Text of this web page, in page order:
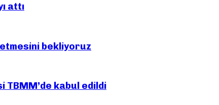
attı
bekliyoruz
kabul edildi